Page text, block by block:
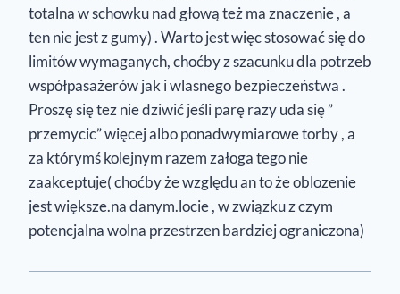
totalna w schowku nad głową też ma znaczenie , a
ten nie jest z gumy) . Warto jest więc stosować się do
limitów wymaganych, choćby z szacunku dla potrzeb
współpasażerów jak i wlasnego bezpieczeństwa .
Proszę się tez nie dziwić jeśli parę razy uda się ”
przemycic” więcej albo ponadwymiarowe torby , a
za którymś kolejnym razem załoga tego nie
zaakceptuje( choćby że względu an to że oblozenie
jest większe.na danym.locie , w związku z czym
potencjalna wolna przestrzen bardziej ograniczona)